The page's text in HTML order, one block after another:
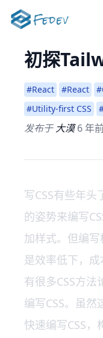
初探
#React #React
#Utility-first CSS
发布于大漠6 年前
写CSS有些年
的姿势来编写
加样式。但编
是效率低下，
有很多CSS方
编写CSS。虽
快速编写CSS